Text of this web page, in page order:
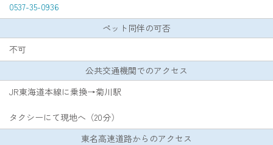
0537-35-0936
ペット同伴の可否
不可
公共交通機関でのアクセス
JR東海道本線に乗換→菊川駅
タクシーにて現地へ（20分）
東名高速道路からのアクセス